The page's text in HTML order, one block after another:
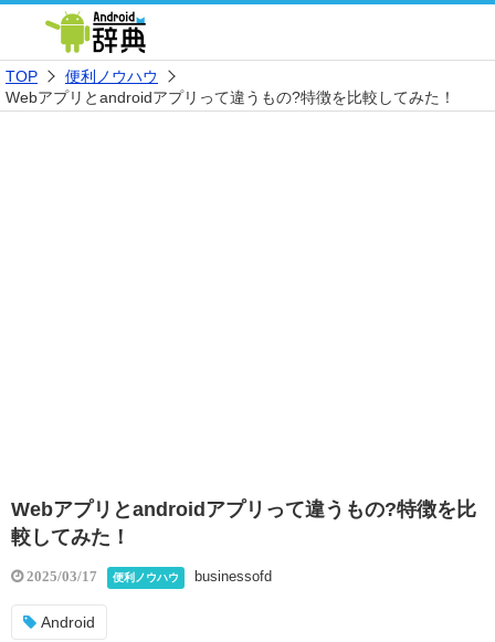
TOP
便利ノウハウ
Webアプリとandroidアプリって違うもの?特徴を比較してみた！
Webアプリとandroidアプリって違うもの?特徴を比
較してみた！
2025/03/17 便利ノウハウ businessofd
Android